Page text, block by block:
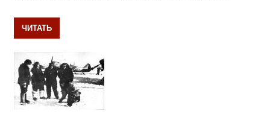
ЧИТАТЬ